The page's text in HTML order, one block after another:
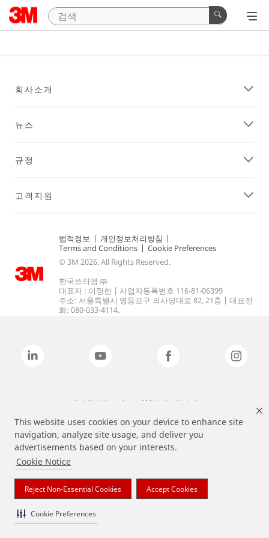
This website uses cookies on your device to enhance site
navigation, analyze site usage, and deliver you
advertisements based on your interests.
Cookie Notice
Reject Non-Essential Cookies Accept Cookies
Cookie Preferences
회사소개
뉴스
규정
고객지원
법적정보 | 개인정보처리방침 |
Terms and Conditions | Cookie Preferences
© 3M 2026. All Rights Reserved.
한국쓰리엠 ㈜
대표자 : 이정한 | 사업자등록번호 116-81-06399
주소: 서울특별시 영등포구 의사당대로 82, 21층 | 대표전
화: 080-033-4114.
상기 열거된 브랜드는 3M의 상표입니다.